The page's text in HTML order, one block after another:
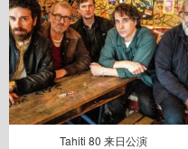
Tahiti 80 来日公演